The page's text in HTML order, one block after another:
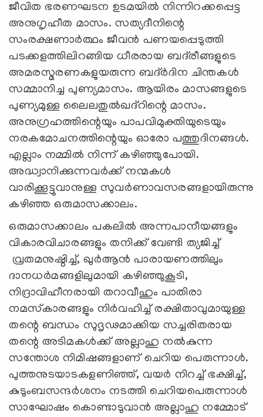
ജീവിത ഭരണഘടന ഉടമയില്‍ നിന്നിറക്കപ്പെട്ട
അനുഗൃഹീത മാസം. സത്യദീനിന്റെ
സംരക്ഷണാര്‍ത്ഥം ജീവന്‍ പണയപ്പെടുത്തി
പടക്കളത്തിലിറങ്ങിയ ധീരരായ ബദ്‌രീങ്ങളുടെ
അമരസ്മരണകളുയരുന്ന ബദ്ര്‍ദിന ചിന്തകള്‍
സമ്മാനിച്ച പുണ്യമാസം. ആയിരം മാസങ്ങളുടെ
പുണ്യമുള്ള ലൈലതുല്‍ഖദ്‌റിന്റെ മാസം.
അനുഗ്രഹത്തിന്റെയും പാപവിമുക്തിയുടെയും
നരകമോചനത്തിന്റെയും ഓരോ പത്തുദിനങ്ങള്‍.
എല്ലാം നമ്മില്‍ നിന്ന് കഴിഞ്ഞുപോയി.
അദ്ധ്വാനിക്കുന്നവര്‍ക്ക് നന്മകള്‍
വാരിക്കൂട്ടുവാനുള്ള സുവര്‍ണാവസരങ്ങളായിരുന്നു
കഴിഞ്ഞ ഒരുമാസക്കാലം.
ഒരുമാസക്കാലം പകലില്‍ അന്നപാനീയങ്ങളും
വികാരവിചാരങ്ങളും തനിക്ക് വേണ്ടി ത്യജിച്ച്
വ്രതമനുഷ്ഠിച്ച്, ഖുര്‍ആന്‍ പാരായണത്തിലും
ദാനധര്‍മങ്ങളിലുമായി കഴിഞ്ഞുകൂടി,
നിദ്രാവിഹീനരായി തറാവീഹും പാതിരാ
നമസ്‌കാരങ്ങളും നിര്‍വഹിച്ച് രക്ഷിതാവുമായുള്ള
തന്റെ ബന്ധം സുദൃഢമാക്കിയ സച്ചരിതരായ
തന്റെ അടിമകള്‍ക്ക് അല്ലാഹു നല്‍കുന്ന
സന്തോശ നിമിഷങ്ങളാണ് ചെറിയ പെരുന്നാള്‍.
പുത്തനുടയാടകളണിഞ്ഞ്, വയര്‍ നിറച്ച് ഭക്ഷിച്ച്,
കുടുംബസന്ദര്‍ശനം നടത്തി ചെറിയപെരുന്നാള്‍
സാഘോഷം കൊണ്ടാടുവാന്‍ അല്ലാഹു നമ്മോട്